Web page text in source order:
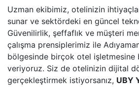
Uzman ekibimiz, otelinizin
sunar ve sektördeki en güncel
Güvenilirlik, şeffaflık ve müşteri
çalışma prensiplerimiz ile
bölgesinde birçok otel işletmesine
veriyoruz. Siz de otelinizin dijital
gerçekleştirmek istiyorsanız, UBY